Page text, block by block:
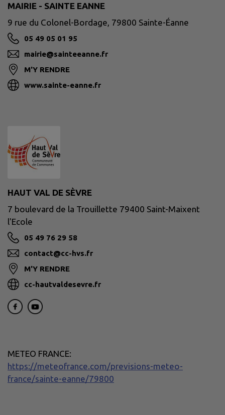
MAIRIE - SAINTE EANNE
9 rue du Colonel-Bordage, 79800 Sainte-Éanne
05 49 05 01 95
mairie@sainteeanne.fr
M'Y RENDRE
www.sainte-eanne.fr
HAUT VAL DE SÈVRE
7 boulevard de la Trouillette 79400 Saint-Maixent
l'Ecole
05 49 76 29 58
contact@cc-hvs.fr
M'Y RENDRE
cc-hautvaldesevre.fr
METEO FRANCE:
https://meteofrance.com/previsions-meteo-
france/sainte-eanne/79800